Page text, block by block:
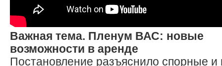
Важная тема. Пленум ВАС: новые
возможности в аренде
Постановление разъяснило спорные